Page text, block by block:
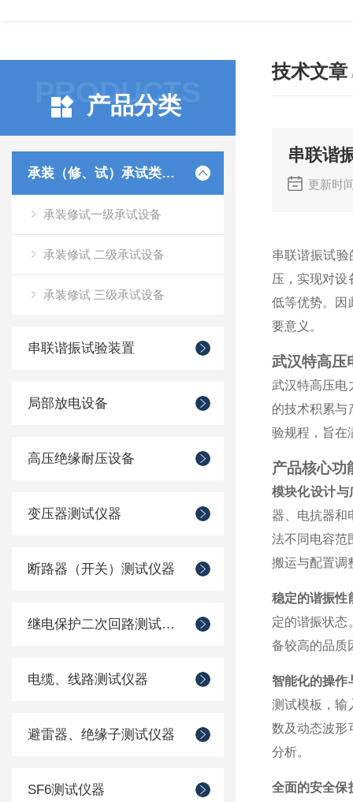
PRODUCTS
产品分类
承装（修、试）承试类仪器
承装修试一级承试设备
承装修试 二级承试设备
承装修试 三级承试设备
串联谐振试验装置
局部放电设备
高压绝缘耐压设备
变压器测试仪器
断路器（开关）测试仪器
继电保护二次回路测试仪器
电缆、线路测试仪器
避雷器、绝缘子测试仪器
SF6测试仪器
技术文章
串联谐
更新时
串联谐振试
压，实现对设
低等优势。因
要意义。
武汉特高压
武汉特高压电
的技术积累与
验规程，旨在
产品核心功
模块化设计
器、电抗器和
法不同电容范
搬运与配置调
稳定的谐振性
定的谐振状态
备较高的品质
智能化的操作
测试模板，输
数及动态波形
分析。
全面的安全保